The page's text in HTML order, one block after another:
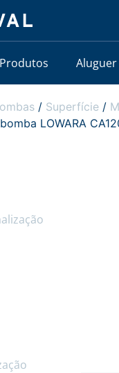
Produtos Aluguer
/ Superfície /
LOWARA